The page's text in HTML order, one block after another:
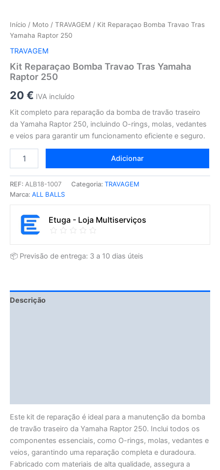
Início / Moto / TRAVAGEM / Kit Reparaçao Bomba Travao Tras
Yamaha Raptor 250
TRAVAGEM
Kit Reparaçao Bomba Travao Tras Yamaha
Raptor 250
20 € IVA incluído
Kit completo para reparação da bomba de travão traseiro
da Yamaha Raptor 250, incluindo O-rings, molas, vedantes
e veios para garantir um funcionamento eficiente e seguro.
Adicionar
REF: ALB18-1007 Categoria: TRAVAGEM
Marca: ALL BALLS
Etuga - Loja Multiserviços
📦 Previsão de entrega: 3 a 10 dias úteis
Descrição
Este kit de reparação é ideal para a manutenção da bomba
de travão traseiro da Yamaha Raptor 250. Inclui todos os
componentes essenciais, como O-rings, molas, vedantes e
veios, garantindo uma reparação completa e duradoura.
Fabricado com materiais de alta qualidade, assegura a